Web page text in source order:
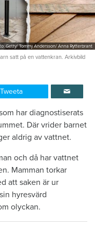
Getty/ Tommy Andersson/ Anna Rytterbrant
satt på en vattenkran. Arkivbild
Tweeta
har diagnostiserats
Där vrider barnet
aldrig av vattnet.
och då har vattnet
Mamman torkar
att saken är ur
hyresvärd
olyckan.